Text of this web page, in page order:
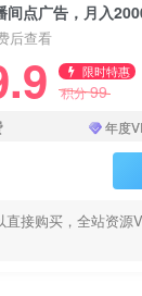
后查看
限时特惠
积分99
年度
直接购买，全站资源